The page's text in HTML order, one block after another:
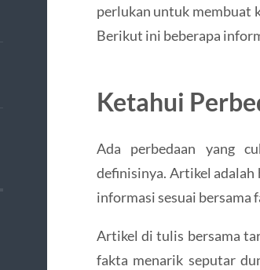
perlukan untuk membuat
Berikut ini beberapa
Ketahui
Ada perbedaan yang
definisinya. Artikel adalah
informasi sesuai bersama
Artikel di tulis bersama
fakta menarik seputar